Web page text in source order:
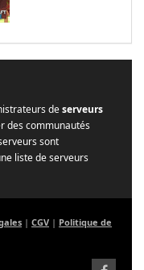
deserveurs
des communautés
sont
liste de serveurs
| CGV | Politique de